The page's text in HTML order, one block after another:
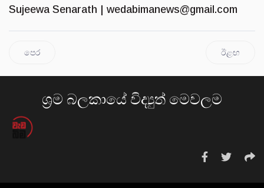
Sujeewa Senarath | wedabimanews@gmail.com
පෙර ඊළඟ
ශ්‍රම බලකායේ විද්‍යුත් මෙවලම